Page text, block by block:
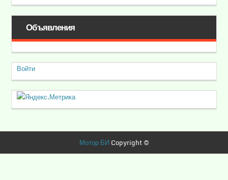
Объявления
Войти
Мотор БИCopyright ©